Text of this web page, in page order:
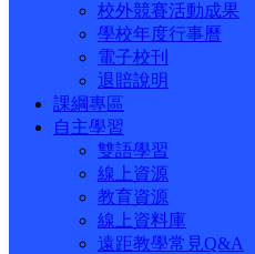
校外競賽活動成果
學校年度行事曆
電子校刊
退賠說明
課綱專區
自主學習
雙語學習
線上資源
教育資源
線上資料庫
遠距教學常見Q&A